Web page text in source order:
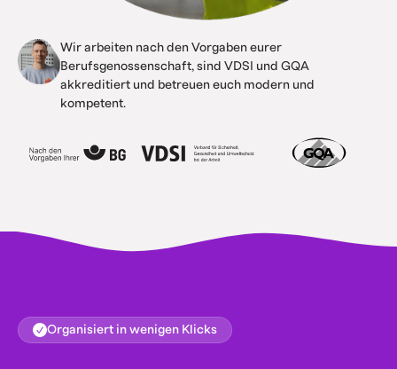
Wir arbeiten nach den Vorgaben eurer
Berufsgenossenschaft, sind VDSI und GQA
akkreditiert und betreuen euch modern und
kompetent.
Organisiert in wenigen Klicks